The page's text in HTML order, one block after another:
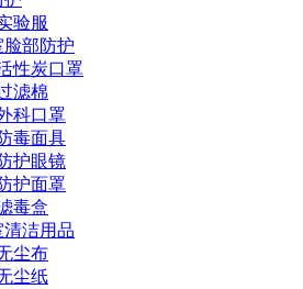
验服
脸部防护
性炭口罩
滤棉
科口罩
毒面具
护眼镜
护面罩
毒盒
清洁用品
尘布
尘纸